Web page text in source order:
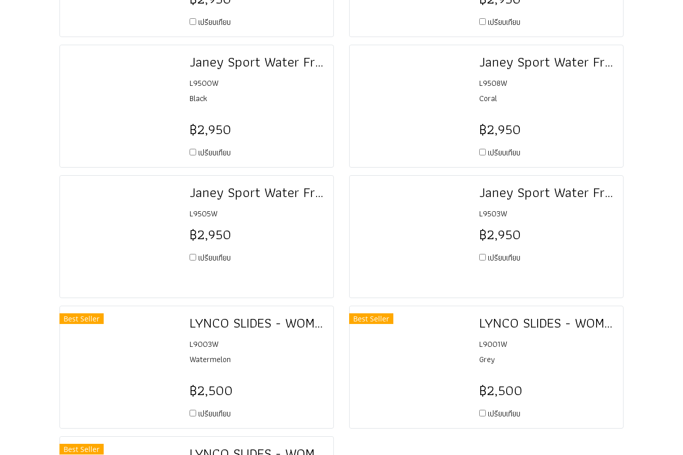
เปรียบเทียบ เปรียบเทียบ
Janey Sport Water Friendly Slide
L9500W
Black
฿2,950
เปรียบเทียบ
Janey Sport Water Friendly Slide
L9508W
Coral
฿2,950
เปรียบเทียบ
Janey Sport Water Friendly Slide
L9505W
฿2,950
เปรียบเทียบ
Janey Sport Water Friendly Slide
L9503W
฿2,950
เปรียบเทียบ
Best Seller LYNCO SLIDES - WOMEN
L9003W
Watermelon
฿2,500
เปรียบเทียบ
Best Seller LYNCO SLIDES - WOMEN
L9001W
Grey
฿2,500
เปรียบเทียบ
Best Seller